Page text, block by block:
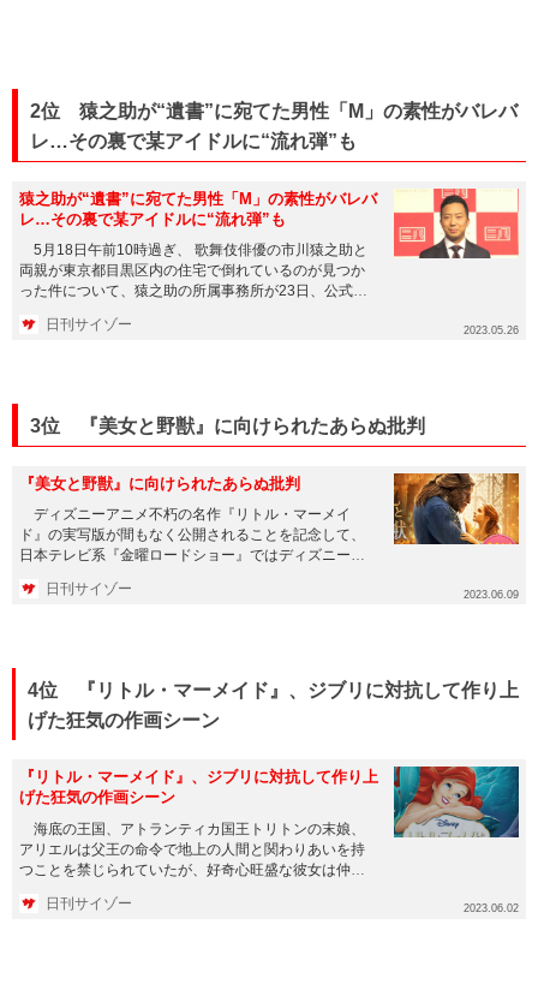
2位 猿之助が“遺書”に宛てた男性「M」の素性がバレバ
レ…その裏で某アイドルに“流れ弾”も
猿之助が“遺書”に宛てた男性「M」の素性がバレバ
レ…その裏で某アイドルに“流れ弾”も
5月18日午前10時過ぎ、 歌舞伎俳優の市川猿之助と
両親が東京都目黒区内の住宅で倒れているのが見つか
った件について、猿之助の所属事務所が23日、公式サ
日刊サイゾー 2023.05.26
3位 『美女と野獣』に向けられたあらぬ批判
『美女と野獣』に向けられたあらぬ批判
ディズニーアニメ不朽の名作『リトル・マーメイ
ド』の実写版が間もなく公開されることを記念して、
日本テレビ系『金曜ロードショー』ではディズニーの
日刊サイゾー 2023.06.09
4位 『リトル・マーメイド』、ジブリに対抗して作り上
げた狂気の作画シーン
『リトル・マーメイド』、ジブリに対抗して作り上
げた狂気の作画シーン
海底の王国、アトランティカ国王トリトンの末娘、
アリエルは父王の命令で地上の人間と関わりあいを持
つことを禁じられていたが、好奇心旺盛な彼女は仲良
日刊サイゾー 2023.06.02